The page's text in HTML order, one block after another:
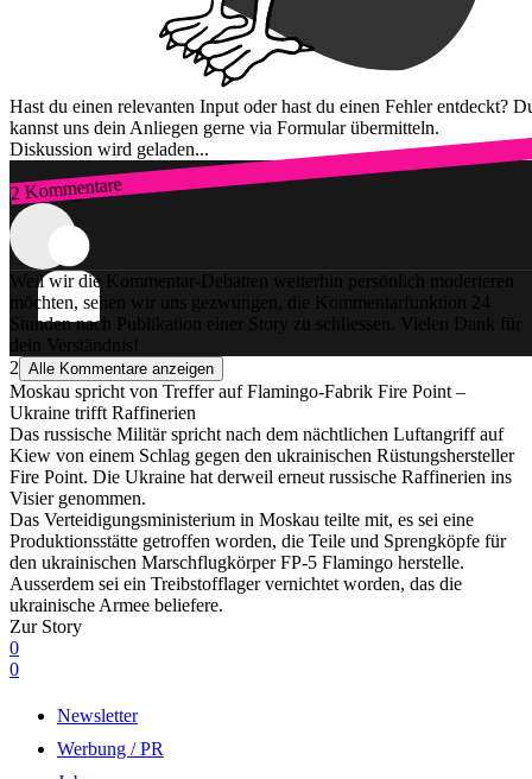
Hast du einen relevanten Input oder hast du einen Fehler entdeckt?
kannst uns dein Anliegen gerne via Formular übermitteln.
Diskussion wird geladen...
2 Kommentare
Zum Login
Weil wir die Kommentar-Debatten weiterhin persönlich moderieren
möchten, sehen wir uns gezwungen, die Kommentarfunktion 24
Stunden nach Publikation einer Story zu schliessen. Vielen Dank für
dein Verständnis!
2 Alle Kommentare anzeigen
Moskau spricht von Treffer auf Flamingo-Fabrik Fire Point –
Ukraine trifft Raffinerien
Das russische Militär spricht nach dem nächtlichen Luftangriff auf
Kiew von einem Schlag gegen den ukrainischen Rüstungshersteller
Fire Point. Die Ukraine hat derweil erneut russische Raffinerien ins
Visier genommen.
Das Verteidigungsministerium in Moskau teilte mit, es sei eine
Produktionsstätte getroffen worden, die Teile und Sprengköpfe für
den ukrainischen Marschflugkörper FP-5 Flamingo herstelle.
Ausserdem sei ein Treibstofflager vernichtet worden, das die
ukrainische Armee beliefere.
Zur Story
0
0
Newsletter
Werbung / PR